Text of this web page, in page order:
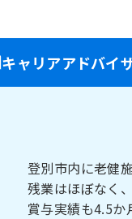
キャリアアドバイ
登別市内に老健
残業はほぼなく
賞与実績も4.5か